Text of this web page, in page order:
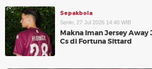
Sepakbola
Senin, 27 Jul 2026 14:40 WIB
Makna Iman Jersey Away
Cs di Fortuna Sittard